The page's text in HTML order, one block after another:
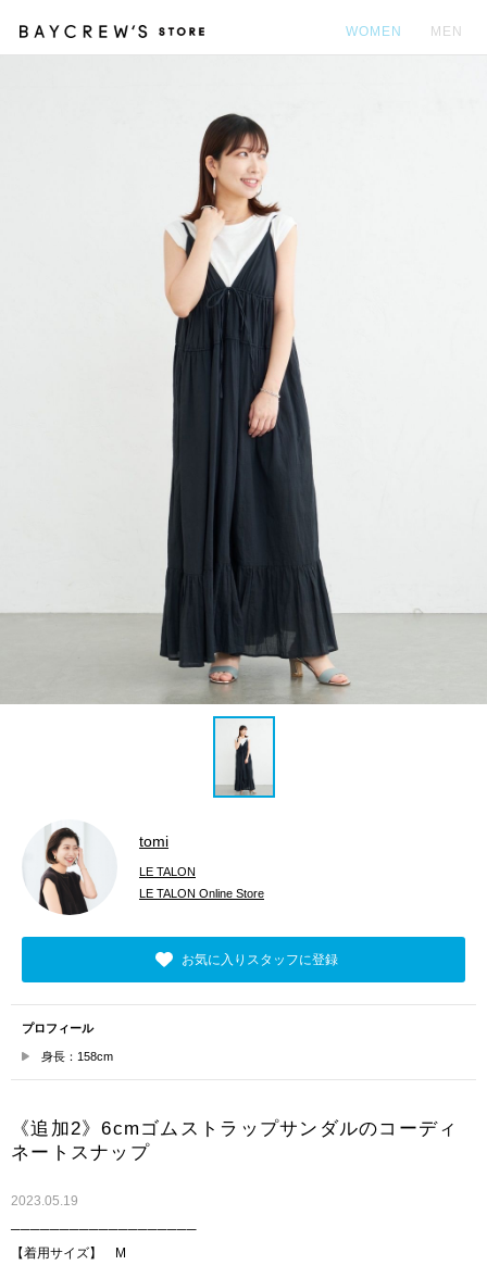
WOMEN MEN
tomi
LE TALON
LE TALON Online Store
お気に入りスタッフに登録
プロフィール
身長：158cm
《追加2》6cmゴムストラップサンダルのコーディ
ネートスナップ
2023.05.19
───────────────────
【着用サイズ】 M